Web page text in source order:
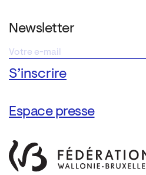
Newsletter
Espace presse